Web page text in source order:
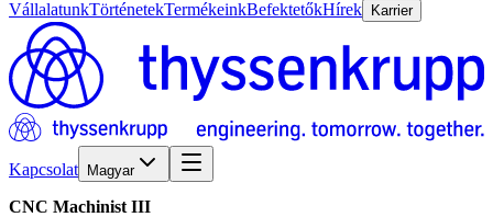
VállalatunkTörténetekTermékeinkBefektetőkHírek Karrier
Kapcsolat Magyar
CNC Machinist III